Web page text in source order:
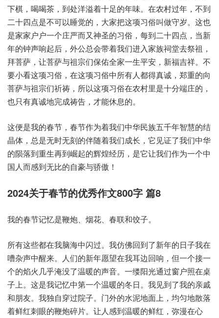
下棋，喝喝茶，到处洋溢着十足的年味。在农村过年，不到
二十四点是不可以睡觉的，大家把这项习俗叫做守岁。这也
是家家户户一个庄严而又神圣的习俗，每到二十四点，当新
年的钟声响起后，外公总会带着我们进入家族祠堂去祭祖，
拜菩萨，让菩萨与祖宗们保佑全家一生平安，新福吉祥。不
要小看这项习俗，在这项习俗中所有人都得真诚，郑重的向
菩萨与祖宗们祈祷，所以这项习俗在农村里是十分端庄的，
也只有真诚地完成祷告，才能休息的。
这便是我的春节，春节作为着我们中华民族五千年智慧的结
晶体，总是无时无刻的伴随着我们成长，它见证了我们中华
的陨落到重生再到崛起的辉煌经历，是它让我们作为一个中
国人而感到无比的自豪与骄傲！
2024关于春节的优秀作文800字 篇8
我的春节记忆是鞭炮、烟花、春联和饺子。
所有这些都在我脑海中闪过。我仿佛回到了新年的日子我在
嘈杂声中醒来。人们的新年愿望在我耳边回响，但一个接一
个的焰火几乎淹没了温暖的声音。一缕阳光通过窗户照在桌
子上。这是我记忆中第一个温暖的冬日。我见到了我的亲戚
和朋友。我独自穿过院子。门外的水泥地面上，均匀地散落
着鲜红刺眼的鞭炮碎片。让人感到温暖的鲜红，弥漫在心